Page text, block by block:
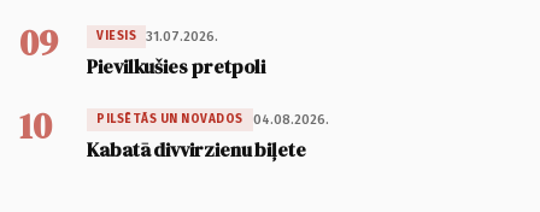
09 VIESIS 31.07.2026.
Pievilkušies pretpoli
10 PILSĒTĀS UN NOVADOS 04.08.2026.
Kabatā divvirzienu biļete